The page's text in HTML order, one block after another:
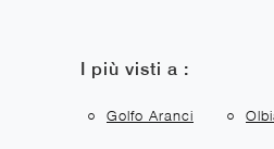
I più visti a :
Golfo Aranci